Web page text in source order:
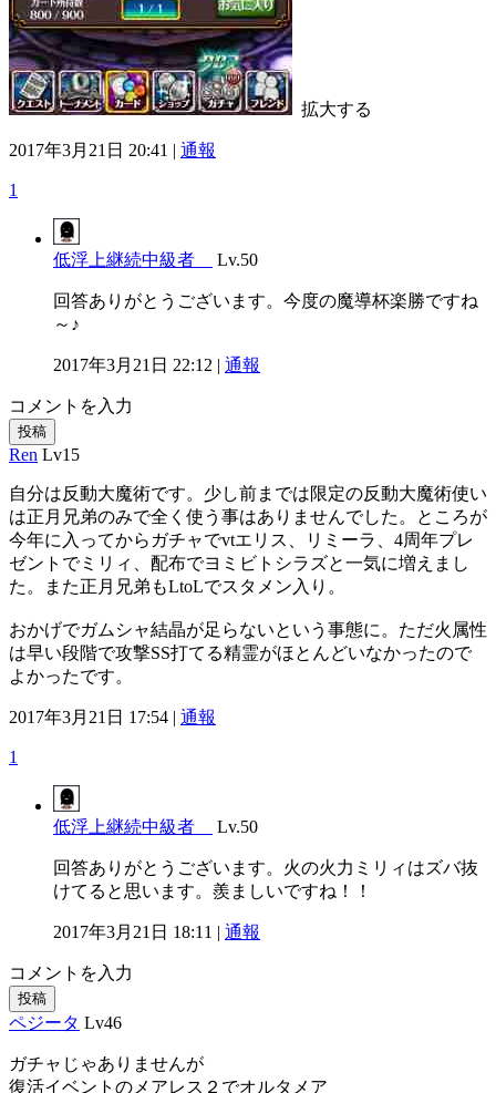
拡大する
2017年3月21日 20:41 | 通報
1
低浮上継続中級者 Lv.50
回答ありがとうございます。今度の魔導杯楽勝ですね
～♪
2017年3月21日 22:12 | 通報
コメントを入力
投稿
Ren Lv15
自分は反動大魔術です。少し前までは限定の反動大魔術使い
は正月兄弟のみで全く使う事はありませんでした。ところが
今年に入ってからガチャでvtエリス、リミーラ、4周年プレ
ゼントでミリィ、配布でヨミビトシラズと一気に増えまし
た。また正月兄弟もLtoLでスタメン入り。
おかげでガムシャ結晶が足らないという事態に。ただ火属性
は早い段階で攻撃SS打てる精霊がほとんどいなかったので
よかったです。
2017年3月21日 17:54 | 通報
1
低浮上継続中級者 Lv.50
回答ありがとうございます。火の火力ミリィはズバ抜
けてると思います。羨ましいですね！！
2017年3月21日 18:11 | 通報
コメントを入力
投稿
ペジータ Lv46
ガチャじゃありませんが
復活イベントのメアレス２でオルタメア